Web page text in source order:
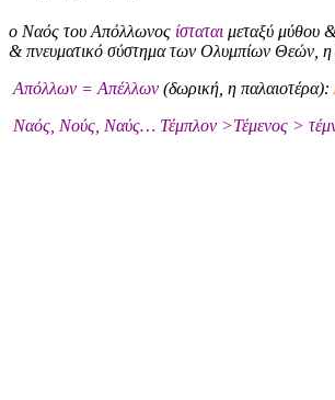
ο Ναός του Απόλλωνος ίσταται μεταξύ μύθου
& πνευματικό σύστημα των Ολυμπίων Θεών,
Απόλλων = Απέλλων (δωρική, η παλαιοτέρα):
Ναός, Νούς, Ναύς… Τέμπλον >Τέμενος >